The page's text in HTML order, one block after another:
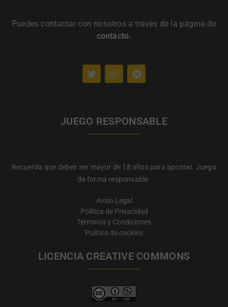
Puedes contactar con nosotros a través de la página de
contacto.
JUEGO RESPONSABLE
Recuerda que debes ser mayor de 18 años para apostar. Juega
de forma responsable.
Aviso Legal
Política de Privacidad
Términos y Condiciones
Política de cookies
LICENCIA CREATIVE COMMONS